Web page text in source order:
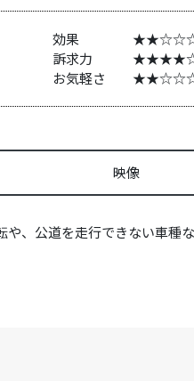
効果
訴求力
お気軽さ
映像
、公道を走行できない車種